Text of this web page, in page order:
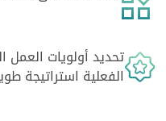
تحديد أولويات العمل
الفعلية استراتيجة